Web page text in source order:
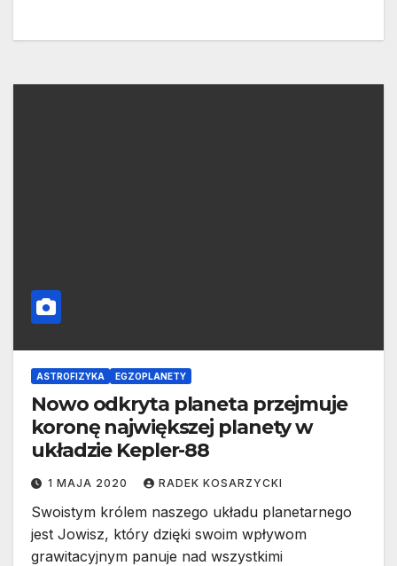
ASTROFIZYKA EGZOPLANETY
Nowo odkryta planeta przejmuje
koronę największej planety w
układzie Kepler-88
1 MAJA 2020 RADEK KOSARZYCKI
Swoistym królem naszego układu planetarnego
jest Jowisz, który dzięki swoim wpływom
grawitacyjnym panuje nad wszystkimi